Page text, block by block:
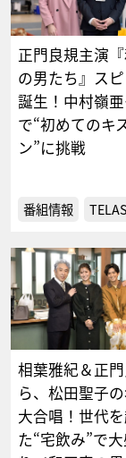
正門良規主演
の男たち』ス
誕生！中村嶺
で“初めてのキ
ン”に挑戦
番組情報
相葉雅紀＆正
ら、松田聖子
大合唱！世代を
た“宅飲み”で